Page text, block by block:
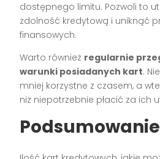
dostępnego limitu. Pozwoli to
zdolność kredytową i uniknąć
finansowych.
Warto również regularnie
warunki posiadanych kart.
mniej korzystne z czasem, a
niż niepotrzebnie płacić za ich
Podsumowanie